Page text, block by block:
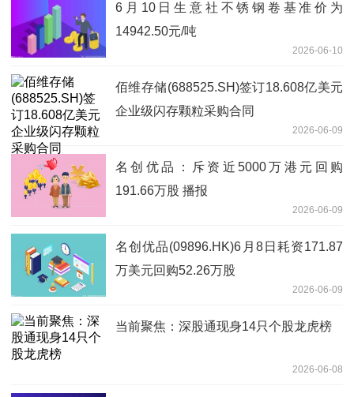
6月10日生意社不锈钢卷基准价为
14942.50元/吨
2026-06-10
佰维存储(688525.SH)签订18.608亿美元
企业级闪存颗粒采购合同
2026-06-09
名创优品：斥资近5000万港元回购
191.66万股 播报
2026-06-09
名创优品(09896.HK)6月8日耗资171.87
万美元回购52.26万股
2026-06-09
当前聚焦：深股通现身14只个股龙虎榜
2026-06-08